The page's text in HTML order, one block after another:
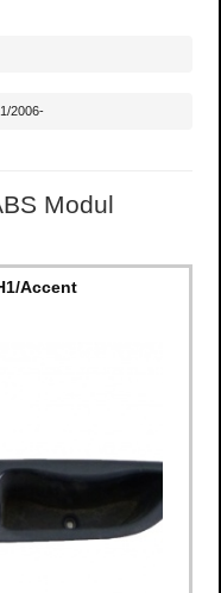
2006-
Modul
Accent